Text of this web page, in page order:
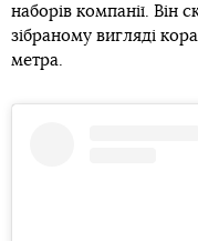
наборів компанії. Він
зібраному вигляді
метра.